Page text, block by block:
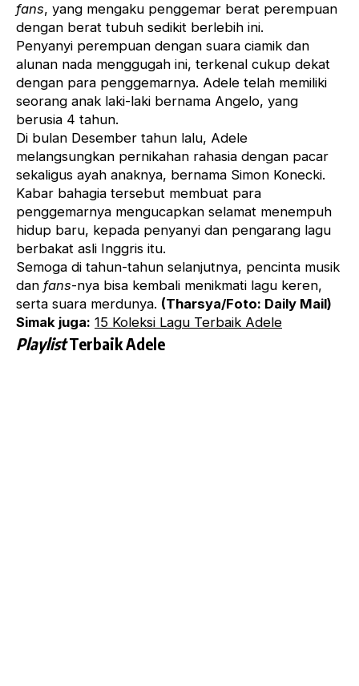
fans, yang mengaku penggemar berat perempuan
dengan berat tubuh sedikit berlebih ini.
Penyanyi perempuan dengan suara ciamik dan
alunan nada menggugah ini, terkenal cukup dekat
dengan para penggemarnya. Adele telah memiliki
seorang anak laki-laki bernama Angelo, yang
berusia 4 tahun.
Di bulan Desember tahun lalu, Adele
melangsungkan pernikahan rahasia dengan pacar
sekaligus ayah anaknya, bernama Simon Konecki.
Kabar bahagia tersebut membuat para
penggemarnya mengucapkan selamat menempuh
hidup baru, kepada penyanyi dan pengarang lagu
berbakat asli Inggris itu.
Semoga di tahun-tahun selanjutnya, pencinta musik
dan fans-nya bisa kembali menikmati lagu keren,
serta suara merdunya. (Tharsya/Foto: Daily Mail)
Simak juga: 15 Koleksi Lagu Terbaik Adele
PlaylistTerbaik Adele